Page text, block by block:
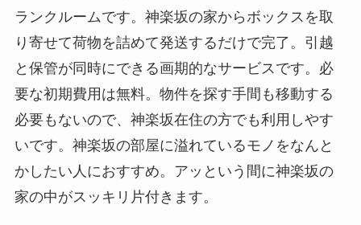
ランクルームです。神楽坂の家からボックスを取
り寄せて荷物を詰めて発送するだけで完了。引越
と保管が同時にできる画期的なサービスです。必
要な初期費用は無料。物件を探す手間も移動する
必要もないので、神楽坂在住の方でも利用しやす
いです。神楽坂の部屋に溢れているモノをなんと
かしたい人におすすめ。アッという間に神楽坂の
家の中がスッキリ片付きます。